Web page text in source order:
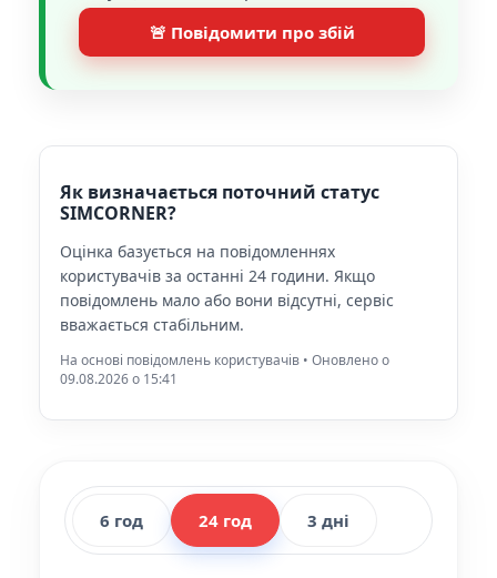
🚨 Повідомити про збій
Як визначається поточний статус
SIMCORNER?
Оцінка базується на повідомленнях
користувачів за останні 24 години. Якщо
повідомлень мало або вони відсутні, сервіс
вважається стабільним.
На основі повідомлень користувачів • Оновлено о
09.08.2026 o 15:41
6 год 24 год 3 дні